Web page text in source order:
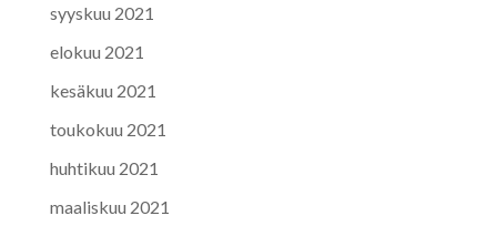
syyskuu 2021
elokuu 2021
kesäkuu 2021
toukokuu 2021
huhtikuu 2021
maaliskuu 2021